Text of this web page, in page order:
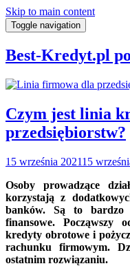
Skip to main content
Toggle navigation
Best-Kredyt.pl
Czym jest linia
przedsiębiorstw?
15 września 202115
Osoby prowadzące
korzystają z
banków. Są to bardzo
finansowe. Począwszy
kredyty obrotowe i
rachunku firmowym.
ostatnim rozwiązaniu.